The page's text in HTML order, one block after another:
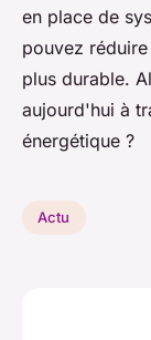
en place de
pouvez
plus durable.
aujourd'hui à
énergétique ?
Actu